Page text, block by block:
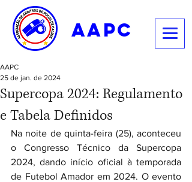
aapc
Supercopa 2024: Regulamento
e Tabela Definidos
AAPC
25 de jan. de 2024
Na noite de quinta-feira (25), aconteceu
o Congresso Técnico da Supercopa
2024, dando início oficial à temporada
de Futebol Amador em 2024. O evento